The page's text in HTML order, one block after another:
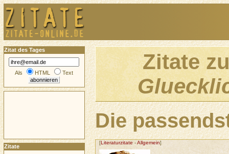
Zitate
Die
[Literaturzitate -Allgemein]
Zitat des Tages
Als HTML Text
Zitate